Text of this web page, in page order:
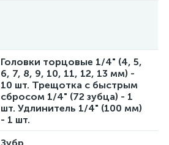
Головки торцовые 1/4" (4, 5,
6, 7, 8, 9, 10, 11, 12, 13 мм) -
10 шт. Трещотка с быстрым
сбросом 1/4" (72 зубца) - 1
шт. Удлинитель 1/4" (100 мм)
- 1 шт.